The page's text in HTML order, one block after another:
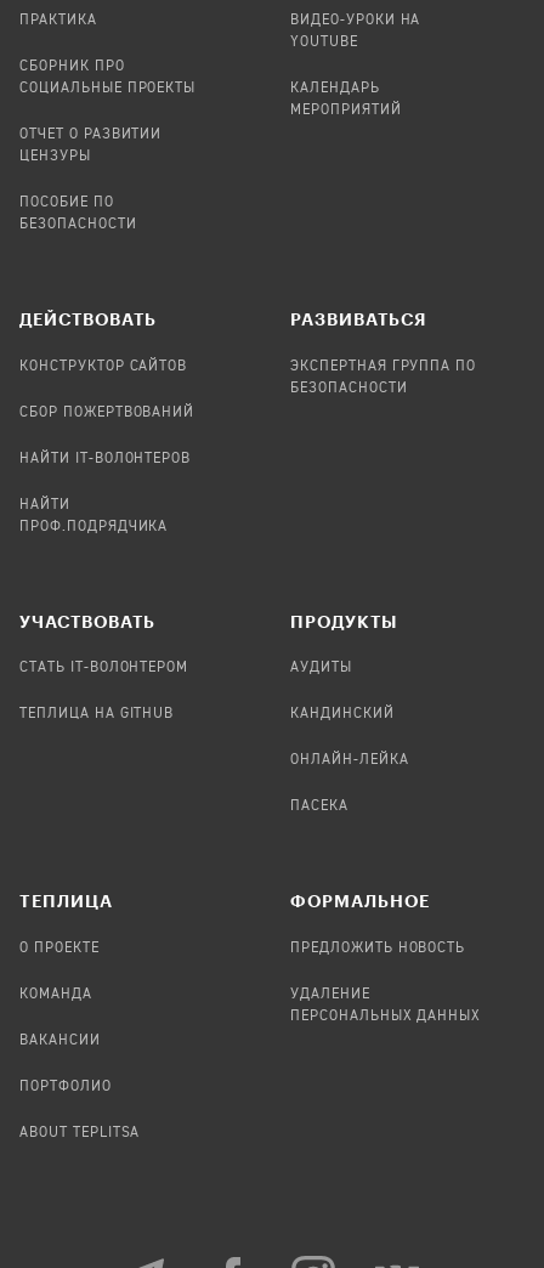
ПРАКТИКА
СБОРНИК ПРО
СОЦИАЛЬНЫЕ ПРОЕКТЫ
ОТЧЕТ О РАЗВИТИИ
ЦЕНЗУРЫ
ПОСОБИЕ ПО
БЕЗОПАСНОСТИ
ВИДЕО-УРОКИ НА
YOUTUBE
КАЛЕНДАРЬ
МЕРОПРИЯТИЙ
ДЕЙСТВОВАТЬ
КОНСТРУКТОР САЙТОВ
СБОР ПОЖЕРТВОВАНИЙ
НАЙТИ IT-ВОЛОНТЕРОВ
НАЙТИ
ПРОФ.ПОДРЯДЧИКА
РАЗВИВАТЬСЯ
ЭКСПЕРТНАЯ ГРУППА ПО
БЕЗОПАСНОСТИ
УЧАСТВОВАТЬ
СТАТЬ IT-ВОЛОНТЕРОМ
ТЕПЛИЦА НА GITHUB
ПРОДУКТЫ
АУДИТЫ
КАНДИНСКИЙ
ОНЛАЙН-ЛЕЙКА
ПАСЕКА
TЕПЛИЦА
О ПРОЕКТЕ
КОМАНДА
ВАКАНСИИ
ПОРТФОЛИО
ABOUT TEPLITSA
ФОРМАЛЬНОЕ
ПРЕДЛОЖИТЬ НОВОСТЬ
УДАЛЕНИЕ
ПЕРСОНАЛЬНЫХ ДАННЫХ